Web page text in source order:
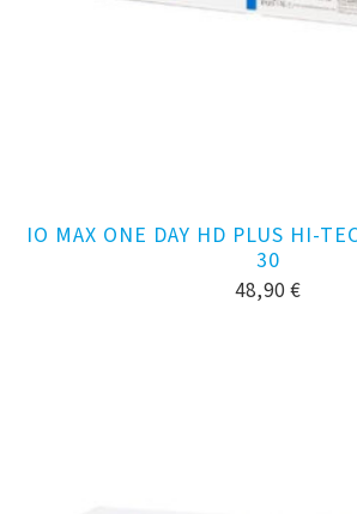
IO MAX ONE DAY HD PLUS HI-
30
48,90 €